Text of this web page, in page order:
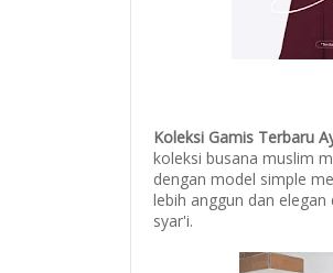
Koleksi Gamis Terbaru
koleksi busana muslim
dengan model simple
lebih anggun dan
syar'i.